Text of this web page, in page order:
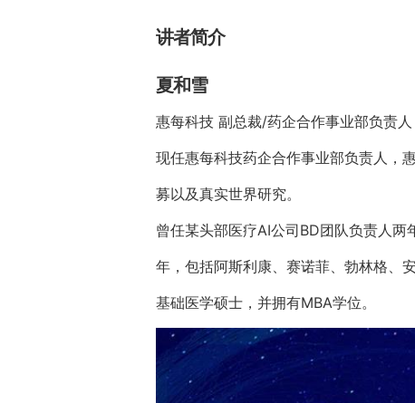
讲者简介
夏和雪
惠每科技 副总裁/药企合作事业部负责人
现任惠每科技药企合作事业部负责人，
募以及真实世界研究。
曾任某头部医疗AI公司BD团队负责人
年，包括阿斯利康、赛诺菲、勃林格、
基础医学硕士，并拥有MBA学位。